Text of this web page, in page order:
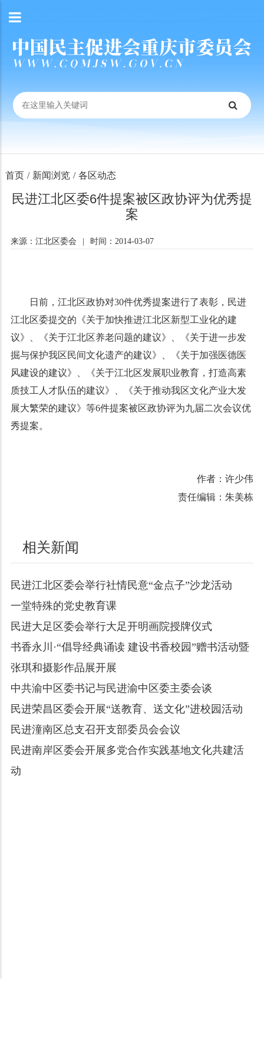
首页 / 新闻浏览 / 各区动态
民进江北区委6件提案被区政协评为优秀提
案
来源：江北区委会 时间：2014-03-07
日前，江北区政协对30件优秀提案进行了表彰，民进
江北区委提交的《关于加快推进江北区新型工业化的建
议》、《关于江北区养老问题的建议》、《关于进一步发
掘与保护我区民间文化遗产的建议》、《关于加强医德医
风建设的建议》、《关于江北区发展职业教育，打造高素
质技工人才队伍的建议》、《关于推动我区文化产业大发
展大繁荣的建议》等6件提案被区政协评为九届二次会议优
秀提案。
作者：许少伟
责任编辑：朱美栋
相关新闻
民进江北区委会举行社情民意“金点子”沙龙活动
一堂特殊的党史教育课
民进大足区委会举行大足开明画院授牌仪式
书香永川·“倡导经典诵读 建设书香校园”赠书活动暨
张琪和摄影作品展开展
中共渝中区委书记与民进渝中区委主委会谈
民进荣昌区委会开展“送教育、送文化”进校园活动
民进潼南区总支召开支部委员会会议
民进南岸区委会开展多党合作实践基地文化共建活
动